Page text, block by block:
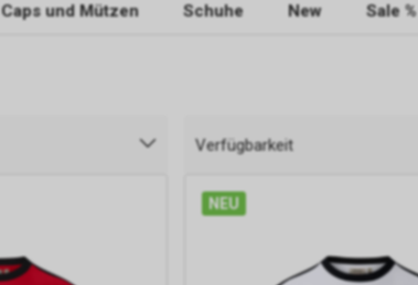
Caps und Mützen Schuhe New Sale %
Verfügbarkeit
NEU